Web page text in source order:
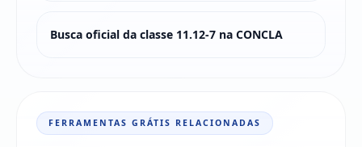
Busca oficial da classe 11.12-7 na CONCLA
FERRAMENTAS GRÁTIS RELACIONADAS